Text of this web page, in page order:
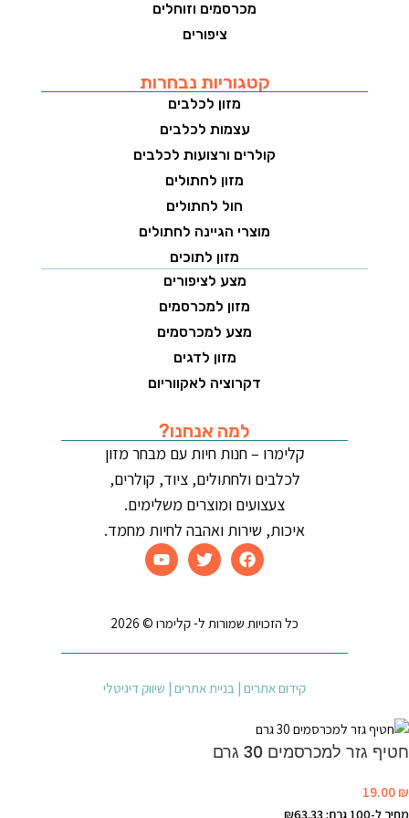
מכרסמים וזוחלים
ציפורים
קטגוריות נבחרות
מזון לכלבים
עצמות לכלבים
קולרים ורצועות לכלבים
מזון לחתולים
חול לחתולים
מוצרי הגיינה לחתולים
מזון לתוכים
מצע לציפורים
מזון למכרסמים
מצע למכרסמים
מזון לדגים
דקרוציה לאקווריום
למה אנחנו?
קלימרו – חנות חיות עם מבחר מזון
לכלבים ולחתולים, ציוד, קולרים,
צעצועים ומוצרים משלימים.
איכות, שירות ואהבה לחיות מחמד.
כל הזכויות שמורות ל- קלימרו © 2026
קידום אתרים | בניית אתרים | שיווק דיגיטלי
חטיף גזר למכרסמים 30 גרם
19.00 ₪
מחיר ל-100 גרם: ₪63.33